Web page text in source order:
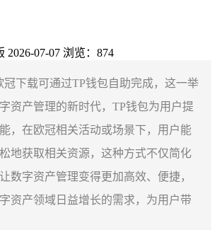
2026-07-07 浏览：874
冠下载可通过TP钱包自助完成，这一举
资产管理的新时代，TP钱包为用户提
，在欧冠相关活动或场景下，用户能
地获取相关资源，这种方式不仅简化
数字资产管理变得更加高效、便捷，
资产领域日益增长的需求，为用户带